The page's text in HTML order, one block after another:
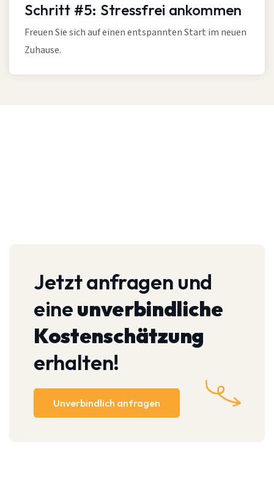
Schritt #5: Stressfrei ankommen
Freuen Sie sich auf einen entspannten Start im neuen
Zuhause.
Jetzt anfragen und
eineunverbindliche
Kostenschätzung
erhalten!
Unverbindlich anfragen